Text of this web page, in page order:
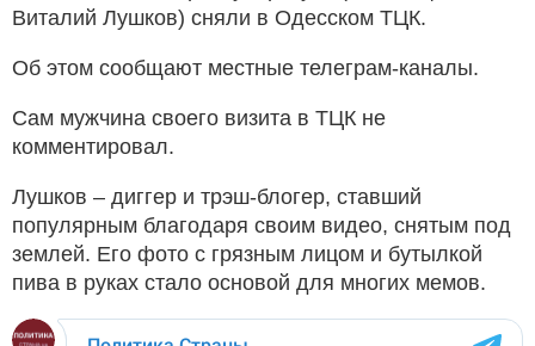
Виталий Лушков) сняли в Одесском ТЦК.
Об этом сообщают местные телеграм-каналы.
Сам мужчина своего визита в ТЦК не
комментировал.
Лушков – диггер и трэш-блогер, ставший
популярным благодаря своим видео, снятым под
землей. Его фото с грязным лицом и бутылкой
пива в руках стало основой для многих мемов.